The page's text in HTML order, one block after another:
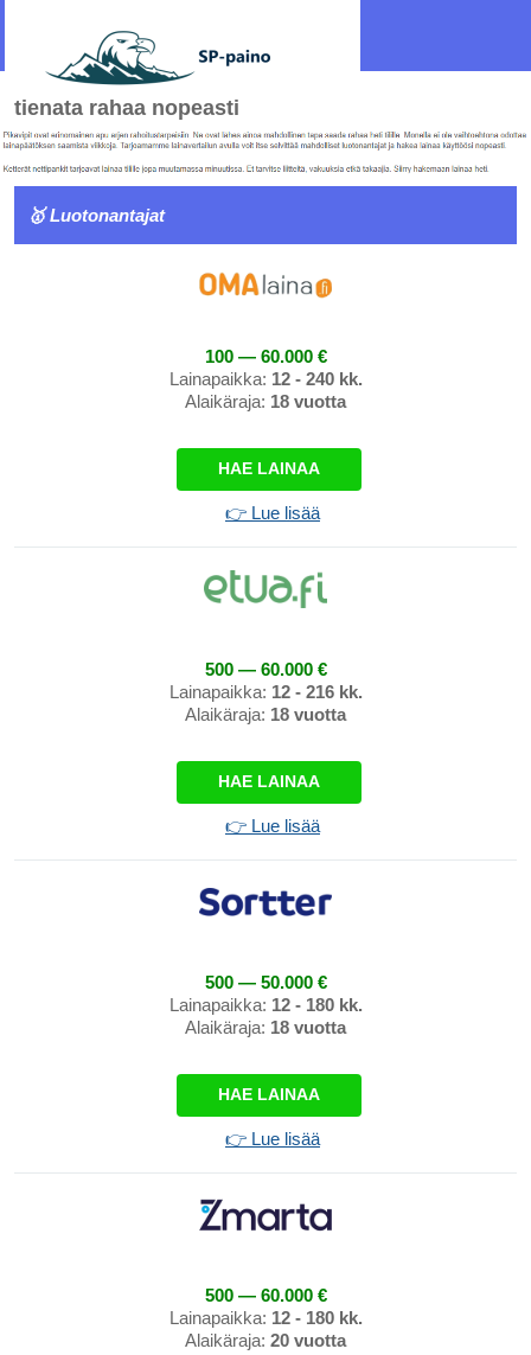
tienata rahaa nopeasti
🥇 Luotonantajat
100 — 60.000 €
Lainapaikka: 12 - 240 kk.
Alaikäraja: 18 vuotta
HAE LAINAA
👉 Lue lisää
500 — 60.000 €
Lainapaikka: 12 - 216 kk.
Alaikäraja: 18 vuotta
HAE LAINAA
👉 Lue lisää
500 — 50.000 €
Lainapaikka: 12 - 180 kk.
Alaikäraja: 18 vuotta
HAE LAINAA
👉 Lue lisää
500 — 60.000 €
Lainapaikka: 12 - 180 kk.
Alaikäraja: 20 vuotta